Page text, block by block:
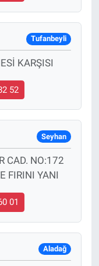
Tufanbeyli
KARŞISI
52
Seyhan
CAD. NO:172
FIRINI YANI
01
Aladağ